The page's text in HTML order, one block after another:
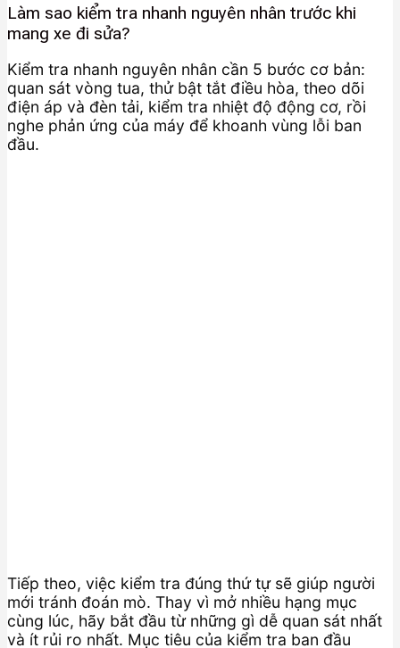
Làm sao kiểm tra nhanh nguyên nhân trước khi
mang xe đi sửa?
Kiểm tra nhanh nguyên nhân cần 5 bước cơ bản:
quan sát vòng tua, thử bật tắt điều hòa, theo dõi
điện áp và đèn tải, kiểm tra nhiệt độ động cơ, rồi
nghe phản ứng của máy để khoanh vùng lỗi ban
đầu.
Tiếp theo, việc kiểm tra đúng thứ tự sẽ giúp người
mới tránh đoán mò. Thay vì mở nhiều hạng mục
cùng lúc, hãy bắt đầu từ những gì dễ quan sát nhất
và ít rủi ro nhất. Mục tiêu của kiểm tra ban đầu